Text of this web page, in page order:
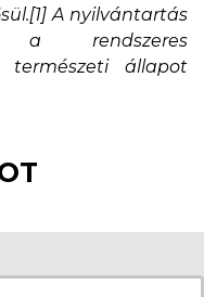
A nyilvántartás
a rendszeres
állapot